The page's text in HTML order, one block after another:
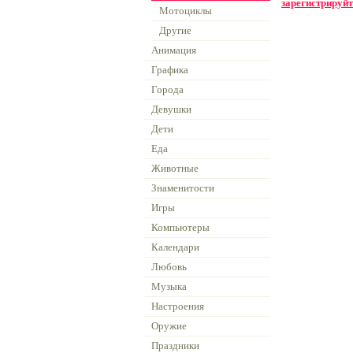
Мотоциклы
Другие
Анимация
Графика
Города
Девушки
Дети
Еда
Животные
Знаменитости
Игры
Компьютеры
Календари
Любовь
Музыка
Настроения
Оружие
Праздники